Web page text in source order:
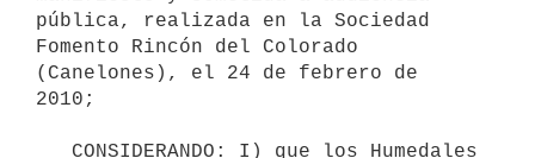
pública, realizada en la Sociedad
Fomento Rincón del Colorado
(Canelones), el 24 de febrero de
2010;